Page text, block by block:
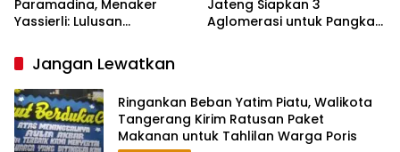
Paramadina, Menaker
Yassierli: Lulusan
Miliki Strategi Triple
Readiness
Jateng Siapkan 3
Aglomerasi untuk Pangkas
Jangan Lewatkan
Ringankan Beban Yatim Piatu, Walikota
Tangerang Kirim Ratusan Paket
Makanan untuk Tahlilan Warga Poris